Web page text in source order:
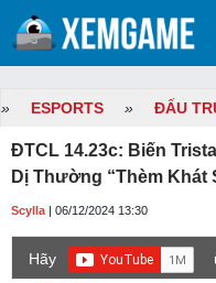
» ESPORTS » ĐẤU
ĐTCL 14.23c: Biến
Dị Thường “Thèm Khát
Scylla | 06/12/2024 13:30
Hãy